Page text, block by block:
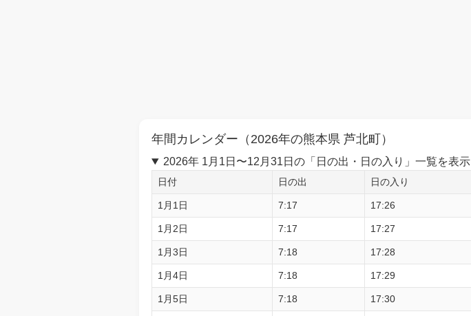
年間カレンダー（2026年の熊本県 芦北町）
2026年 1月1日〜12月31日の「日の出・日の入り」一覧を表示
日付 日の出 日の入り
1月1日 7:17 17:26
1月2日 7:17 17:27
1月3日 7:18 17:28
1月4日 7:18 17:29
1月5日 7:18 17:30